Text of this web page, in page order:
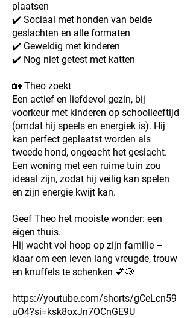
plaatsen
✔️ Sociaal met honden van beide
geslachten en alle formaten
✔️ Geweldig met kinderen
✔️ Nog niet getest met katten
🏡 Theo zoekt
Een actief en liefdevol gezin, bij
voorkeur met kinderen op schoolleeftijd
(omdat hij speels en energiek is). Hij
kan perfect geplaatst worden als
tweede hond, ongeacht het geslacht.
Een woning met een ruime tuin zou
ideaal zijn, zodat hij veilig kan spelen
en zijn energie kwijt kan.
Geef Theo het mooiste wonder: een
eigen thuis.
Hij wacht vol hoop op zijn familie –
klaar om een leven lang vreugde, trouw
en knuffels te schenken 💕🐶
https://youtube.com/shorts/gCeLcn59
uO4?si=ksk8oxJn7OCnGE9U